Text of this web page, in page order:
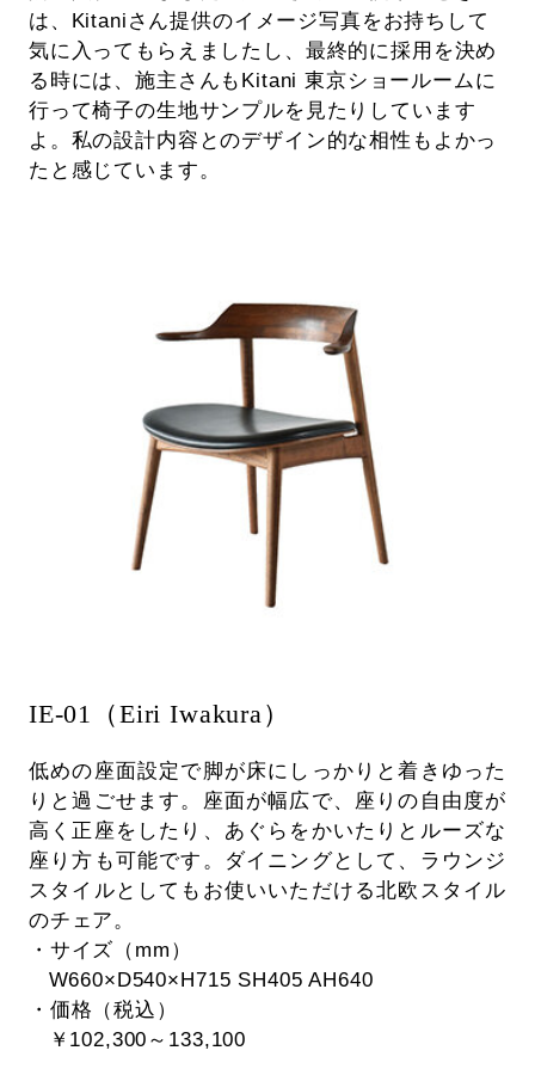
は、Kitaniさん提供のイメージ写真をお持ちして
気に入ってもらえましたし、最終的に採用を決め
る時には、施主さんもKitani 東京ショールームに
行って椅子の生地サンプルを見たりしています
よ。私の設計内容とのデザイン的な相性もよかっ
たと感じています。
IE-01（Eiri Iwakura）
低めの座面設定で脚が床にしっかりと着きゆった
りと過ごせます。座面が幅広で、座りの自由度が
高く正座をしたり、あぐらをかいたりとルーズな
座り方も可能です。ダイニングとして、ラウンジ
スタイルとしてもお使いいただける北欧スタイル
のチェア。
・サイズ（mm）
W660×D540×H715 SH405 AH640
・価格（税込）
￥102,300～133,100